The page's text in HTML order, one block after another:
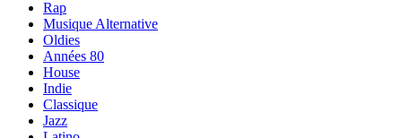
Rap
Musique Alternative
Oldies
Années 80
House
Indie
Classique
Jazz